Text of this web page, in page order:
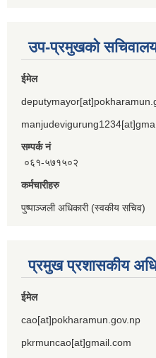
उप-प्रमुखको
ईमेल
सम्पर्क नं
०६१-५७१५०२
कर्मचारीहरु
पुष्पाञ्जली अधिकारी (स्वकीय सचिव)
प्रमुख प्रशासकीय
ईमेल
cao[at]pokharamun.gov.np
pkrmuncao[at]gmail.com